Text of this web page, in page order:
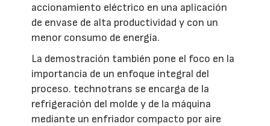
accionamiento eléctrico en una aplicación
de envase de alta productividad y con un
menor consumo de energía.
La demostración también pone el foco en la
importancia de un enfoque integral del
proceso. technotrans se encarga de la
refrigeración del molde y de la máquina
mediante un enfriador compacto por aire